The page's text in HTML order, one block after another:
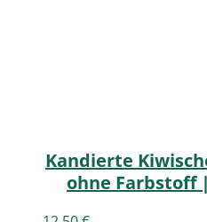
Kandierte
ohne Farbstoff